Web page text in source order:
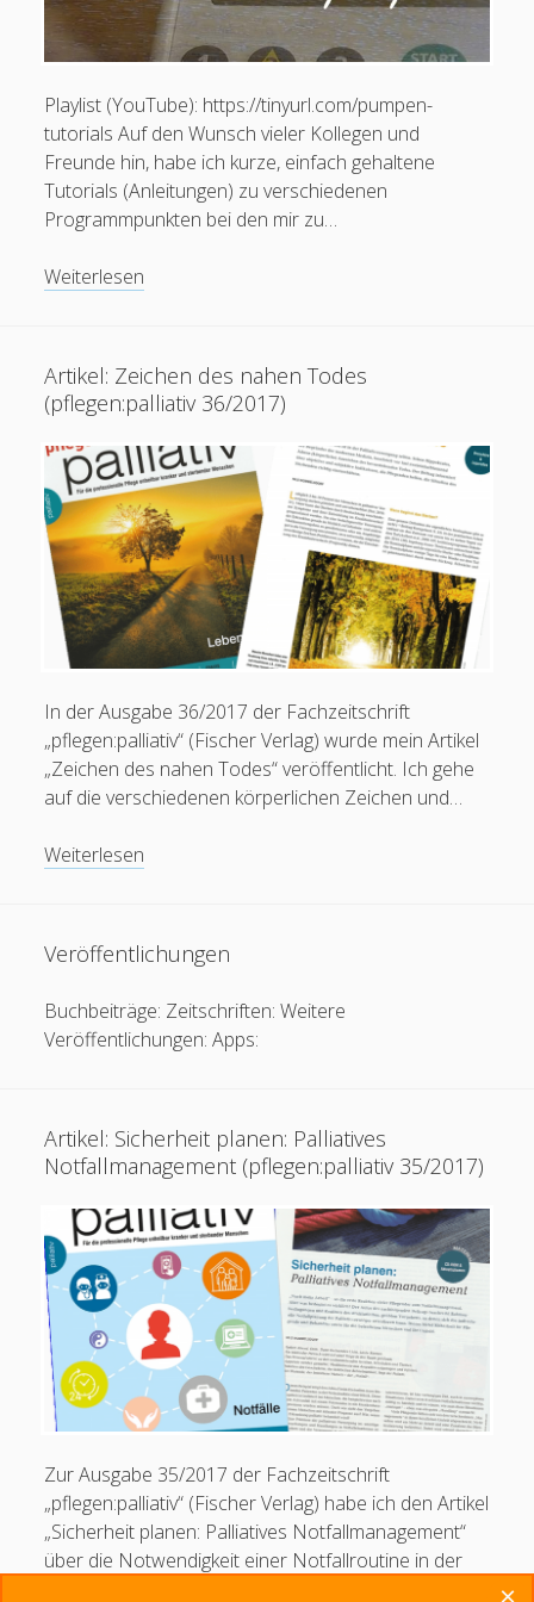
Alles zur Palliative Care
menu
Kontakt / Impressum
facebookinstagram
linkedinyoutubeemailsocial_icon_custom_1
Krankenpfleger
European Diploma in Pain Nursing (EFIC)
Pflegefachperson für Spezielle Schmerzpflege / Pain
Nurse Plus m. Ausz. (Dt. Schmerzges.)
Pflegefachperson p-e-ac® Ohrakupunktur
Mitgliedschaften
Karteinummer 1853410
Playlist (YouTube): https://tinyurl.com/pumpen-
tutorials Auf den Wunsch vieler Kollegen und
Freunde hin, habe ich kurze, einfach gehaltene
Tutorials (Anleitungen) zu verschiedenen
Programmpunkten bei den mir zu…
Weiterlesen
Artikel: Zeichen des nahen Todes
(pflegen:palliativ 36/2017)
In der Ausgabe 36/2017 der Fachzeitschrift
„pflegen:palliativ“ (Fischer Verlag) wurde mein Artikel
„Zeichen des nahen Todes“ veröffentlicht. Ich gehe
auf die verschiedenen körperlichen Zeichen und…
Weiterlesen
nahen
Todes
36/2017)
Veröffentlichungen
Buchbeiträge: Zeitschriften: Weitere
Veröffentlichungen: Apps:
Artikel: Sicherheit planen: Palliatives
Notfallmanagement (pflegen:palliativ 35/2017)
Zur Ausgabe 35/2017 der Fachzeitschrift
„pflegen:palliativ“ (Fischer Verlag) habe ich den Artikel
„Sicherheit planen: Palliatives Notfallmanagement“
über die Notwendigkeit einer Notfallroutine in der